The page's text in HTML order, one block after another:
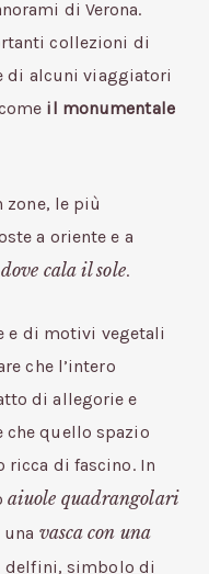
di Verona.
collezioni di
di alcuni viaggiatori
il monumentale
zone, le più
a oriente e a
cala il sole.
e di motivi vegetali
che l’intero
di allegorie e
quello spazio
ricca di fascino. In
aiuole quadrangolari
una vasca con una
delfini, simbolo di